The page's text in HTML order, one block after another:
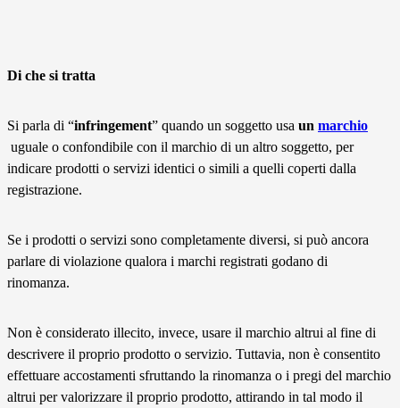
Di che si tratta
Si parla di “infringement” quando un soggetto usa un marchio
uguale o confondibile con il marchio di un altro soggetto, per
indicare prodotti o servizi identici o simili a quelli coperti dalla
registrazione.
Se i prodotti o servizi sono completamente diversi, si può ancora
parlare di violazione qualora i marchi registrati godano di
rinomanza.
Non è considerato illecito, invece, usare il marchio altrui al fine di
descrivere il proprio prodotto o servizio. Tuttavia, non è consentito
effettuare accostamenti sfruttando la rinomanza o i pregi del marchio
altrui per valorizzare il proprio prodotto, attirando in tal modo il